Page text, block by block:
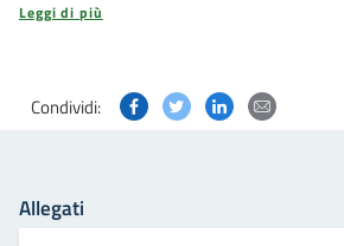
Leggi di più
Condividi: Condividi questa pagina
Condividi questa
Condividi
Allegati